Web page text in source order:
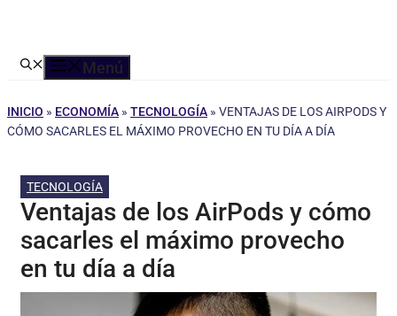
Menú
INICIO » ECONOMÍA » TECNOLOGÍA » VENTAJAS DE LOS AIRPODS Y
CÓMO SACARLES EL MÁXIMO PROVECHO EN TU DÍA A DÍA
TECNOLOGÍA
Ventajas de los AirPods y cómo
sacarles el máximo provecho
en tu día a día